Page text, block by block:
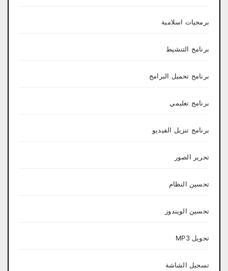
برمجيات اسلامية
برنامج التنشيط
برنامج تحميل البرامج
برنامج تعليمي
برنامج تنزيل الفيديو
تحرير الصور
تحسين النظام
تحسين الويندوز
تحويل MP3
تسجيل الشاشة